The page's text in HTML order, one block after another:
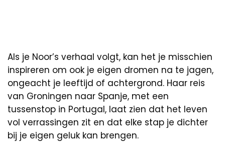
Als je Noor’s verhaal volgt, kan het je misschien
inspireren om ook je eigen dromen na te jagen,
ongeacht je leeftijd of achtergrond. Haar reis
van Groningen naar Spanje, met een
tussenstop in Portugal, laat zien dat het leven
vol verrassingen zit en dat elke stap je dichter
bij je eigen geluk kan brengen.